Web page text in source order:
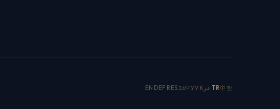
EN DEFR ESעבРУУК عر TR中 한